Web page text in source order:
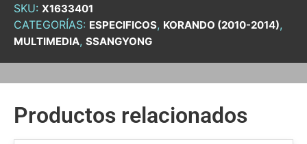
SKU: X1633401
CATEGORÍAS: ESPECIFICOS, KORANDO (2010-2014),
MULTIMEDIA, SSANGYONG
Productos relacionados